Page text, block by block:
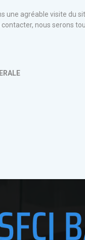
une agréable visite du
nous serons